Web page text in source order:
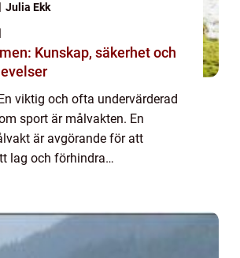
Julia Ekk
Kunskap, säkerhet och
viktig och ofta undervärderad
sport är målvakten. En
är avgörande för att
lag och förhindra